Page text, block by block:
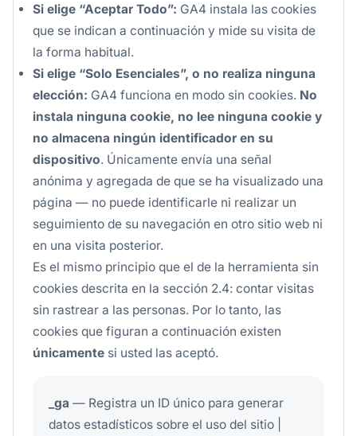
Si elige “Aceptar Todo”: GA4 instala las cookies
que se indican a continuación y mide su visita de
la forma habitual.
Si elige “Solo Esenciales”, o no realiza ninguna
elección: GA4 funciona en modo sin cookies. No
instala ninguna cookie, no lee ninguna cookie y
no almacena ningún identificador en su
dispositivo. Únicamente envía una señal
anónima y agregada de que se ha visualizado una
página — no puede identificarle ni realizar un
seguimiento de su navegación en otro sitio web ni
en una visita posterior.
Es el mismo principio que el de la herramienta sin
cookies descrita en la sección 2.4: contar visitas
sin rastrear a las personas. Por lo tanto, las
cookies que figuran a continuación existen
únicamente si usted las aceptó.
_ga — Registra un ID único para generar
datos estadísticos sobre el uso del sitio |